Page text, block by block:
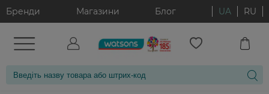
Бренди Магазини Блог UA RU